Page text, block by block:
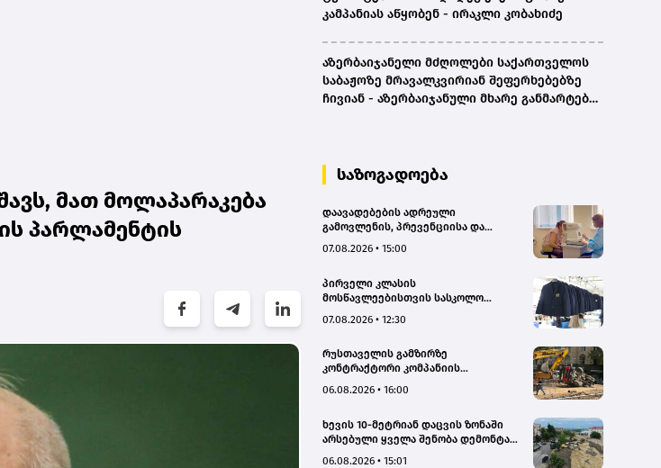
მათ მოლაპარაკება
პარლამენტის
კამპანიას აწყობენ - ირაკლი კობახიძე
აზერბაიჯანელი მძღოლები საქართველოს
საბაჟოზე მრავალკვირიან შეფერხებებზე
ჩივიან - აზერბაიჯანული მხარე განმარტებას
საზოგადოება
დაავადებების ადრეული
გამოვლენის, პრევენციისა და
მომსახურებაზე ხელმისაწვდომობის
დედოფლისწყაროში, სამედიცინო
სკრინინგი გაიმართა – ჯანდაცვის
სამინისტრო
07.08.2026 • 15:00
პირველი კლასის
მოსწავლეებისთვის სასკოლო
სექტემბრის პერიოდში
07.08.2026 • 12:30
რუსთაველის გამზირზე
კონტრაქტორი კომპანიის
ახლოს იმოძრავა, რამაც ნიადაგის
გამოიწვია, გადაბრუნდა
ავტომანქანა - თვითმცლელში
იმყოფებოდა მცირეწლოვანი ბავშვი
06.08.2026 • 16:00
ხევის 10-მეტრიან დაცვის ზონაში
არსებული ყველა შენობა დემონტაჟს
06.08.2026 • 15:01